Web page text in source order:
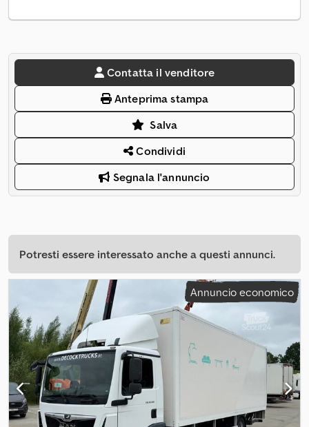
Contatta il venditore
Anteprima stampa
Salva
Condividi
Segnala l'annuncio
Potresti essere interessato anche a questi annunci.
Annuncio economico